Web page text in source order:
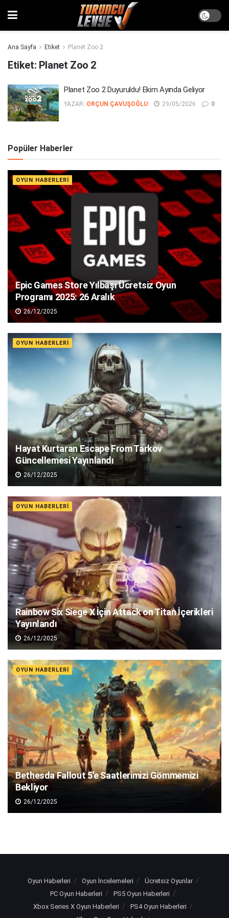
Ana Sayfa Etiket Planet Zoo 2
Etiket: Planet Zoo 2
Planet Zoo 2 Duyuruldu! Ekim Ayında Geliyor
YAZAR: ORÇUN ÇAVUŞOĞLU 29/05/2026 0
Popüler Haberler
OYUN HABERLERI
Epic Games Store Yılbaşı Ücretsiz Oyun
Programı 2025: 26 Aralık
26/12/2025
OYUN HABERLERI
Hayat Kurtaran Escape From Tarkov
Güncellemesi Yayınlandı
26/12/2025
OYUN HABERLERI
Rainbow Six Siege X İçin Attack on Titan İçerikleri
Yayınlandı
26/12/2025
OYUN HABERLERI
Bethesda Fallout 5’e Saatlerimizi Gömmemizi
Bekliyor
26/12/2025
Oyun Haberleri Oyun İncelemeleri
Ücretsiz Oyunlar
PC Oyun Haberleri
PS5 Oyun Haberleri
Xbox Series X Oyun Haberleri
PS4 Oyun Haberleri